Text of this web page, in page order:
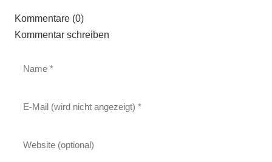
Kommentare (0)
Kommentar schreiben